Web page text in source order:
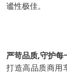
谧性极佳。
严苛品质,守护每
打造高品质商用